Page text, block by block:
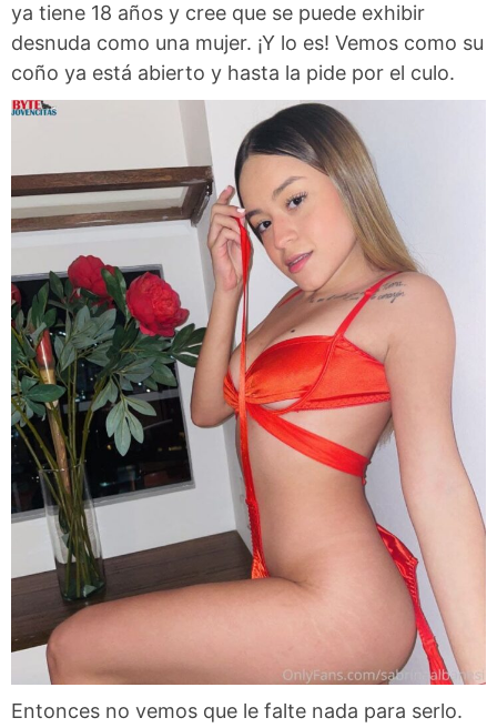
ya tiene 18 años y cree que se puede exhibir
desnuda como una mujer. ¡Y lo es! Vemos como su
coño ya está abierto y hasta la pide por el culo.
Entonces no vemos que le falte nada para serlo.